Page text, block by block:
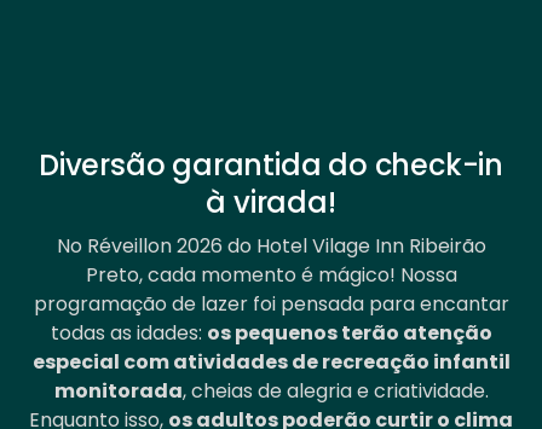
Diversão garantida do check-in
à virada!
No Réveillon 2026 do Hotel Vilage Inn Ribeirão
Preto, cada momento é mágico! Nossa
programação de lazer foi pensada para encantar
todas as idades: os pequenos terão atenção
especial com atividades de recreação infantil
monitorada, cheias de alegria e criatividade.
Enquanto isso, os adultos poderão curtir o clima